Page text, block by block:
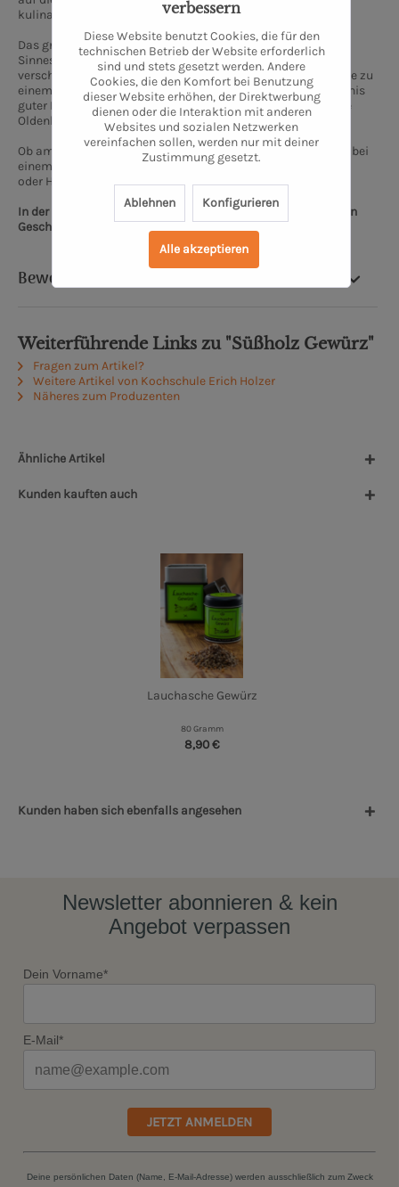
kulinarische Höhenflug – im Detail.
Das grundlegende Verständnis für die gustatorischen
Sinnesqualitäten, der Geschmack und der Charakter
verschiedener Zutaten sowie die kleinen Kniffs und Tricks, sie zu
einem runden Gericht zu komponieren – das ist das Geheimnis
guter Küche. Diesem Geheimnis gehen wir in der Kochschule
Oldenburg auf den Grund.
Ob am Herd, am Ofen oder Grill, in einer kleinen Gruppe oder bei
einem großen Event, ob blutiger Anfänger, halbgarer Rookie
oder Hobbykoch mit gesalzenen Skills:
In der Kochschule Oldenburg kommt einfach jeder auf seinen
Geschmack.
Bewertung
Weiterführende Links zu "Sü­ßholz Gewürz"
Fragen zum Artikel?
Weitere Artikel von Kochschule Erich Holzer
Näheres zum Produzenten
Ähnliche Artikel
Kunden kauften auch
Lauch­asche Gewürz
80 Gramm
8,90 €
Kunden haben sich ebenfalls angesehen
Newsletter abonnieren & kein
Angebot verpassen
Dein Vorname*
E-Mail*
JETZT ANMELDEN
Deine persönlichen Daten (Name, E-Mail-Adresse) werden ausschließlich zum Zweck
verbessern
Diese Website benutzt Cookies, die für den
technischen Betrieb der Website erforderlich
sind und stets gesetzt werden. Andere
Cookies, die den Komfort bei Benutzung
dieser Website erhöhen, der Direktwerbung
dienen oder die Interaktion mit anderen
Websites und sozialen Netzwerken
vereinfachen sollen, werden nur mit deiner
Zustimmung gesetzt.
Ablehnen Konfigurieren
Alle akzeptieren